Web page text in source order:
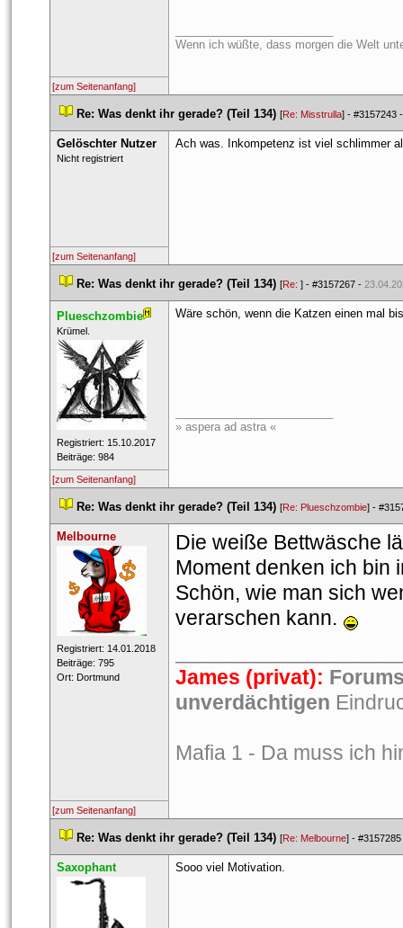
Wenn ich wüßte, dass morgen die Welt
[zum Seitenanfang]
Re: Was denkt ihr gerade? (Teil 134) [Re: Misstrulla] - #3157243
Gelöschter Nutzer
Nicht registriert
Ach was. Inkompetenz ist viel schlimmer
[zum Seitenanfang]
Re: Was denkt ihr gerade? (Teil 134) [Re: ] - #3157267 -
Plueschzombie
​Krümel.
Registriert: 15.10.2017
Beiträge: 984
Wäre schön, wenn die Katzen einen mal
» aspera ad astra «
[zum Seitenanfang]
Re: Was denkt ihr gerade? (Teil 134) [Re: Plueschzombie] -
Melbourne
Registriert: 14.01.2018
Beiträge: 795
Ort: Dortmund
Die weiße Bettwäsche
Moment denken ich bin
Schön, wie man sich
verarschen kann.
James (privat):
unverdächtigen
Mafia 1 - Da muss ich
[zum Seitenanfang]
Re: Was denkt ihr gerade? (Teil 134) [Re: Melbourne] - #3157285
Saxophant Sooo viel Motivation.